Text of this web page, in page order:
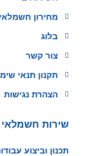
מחירון חשמלאים
בלוג
צור קשר
תקנון תנאי
הצהרת נגישות
שירות
תכנון וביצוע